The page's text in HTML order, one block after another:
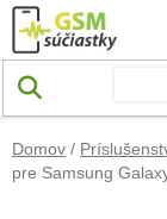
Prejsť na obsah
Domov /
pre Samsung